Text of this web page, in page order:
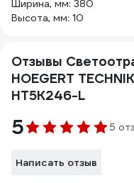
Ширина, мм: 380
Высота, мм: 10
Отзывы
HOEGERT
HT5K246-L
5 5
Написать отзыв